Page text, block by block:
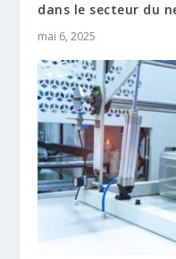
dans le secteur du
mai 6, 2025